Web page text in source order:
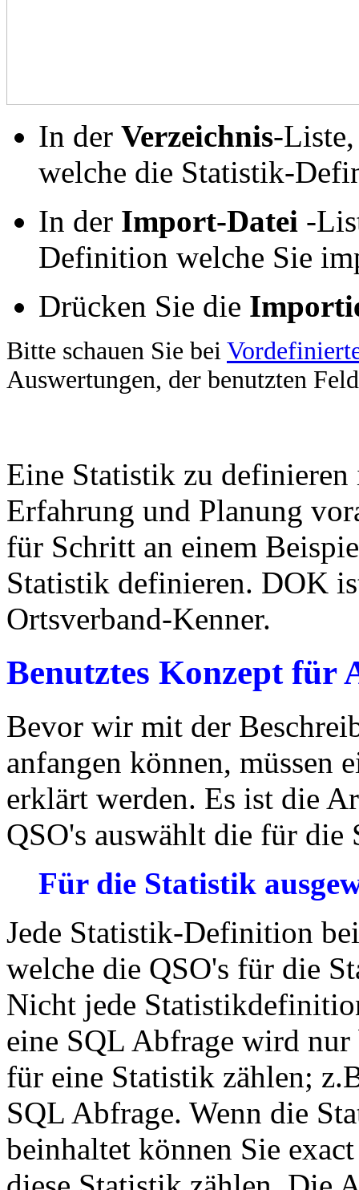
In der Verzeichnis-Liste,
welche die Statistik-
In der Import-Datei -
Definition welche Sie
Drücken Sie die
Bitte schauen Sie bei
Auswertungen, der benutzten
Eine Statistik zu definieren
Erfahrung und Planung
für Schritt an einem
Statistik definieren. DOK
Ortsverband-Kenner.
Benutztes Konzept für
Bevor wir mit der
anfangen können, müssen
erklärt werden. Es ist die
QSO's auswählt die für die
Für die Statistik
Jede Statistik-Definition
welche die QSO's für die
Nicht jede
eine SQL Abfrage wird
für eine Statistik zählen;
SQL Abfrage. Wenn die
beinhaltet können Sie